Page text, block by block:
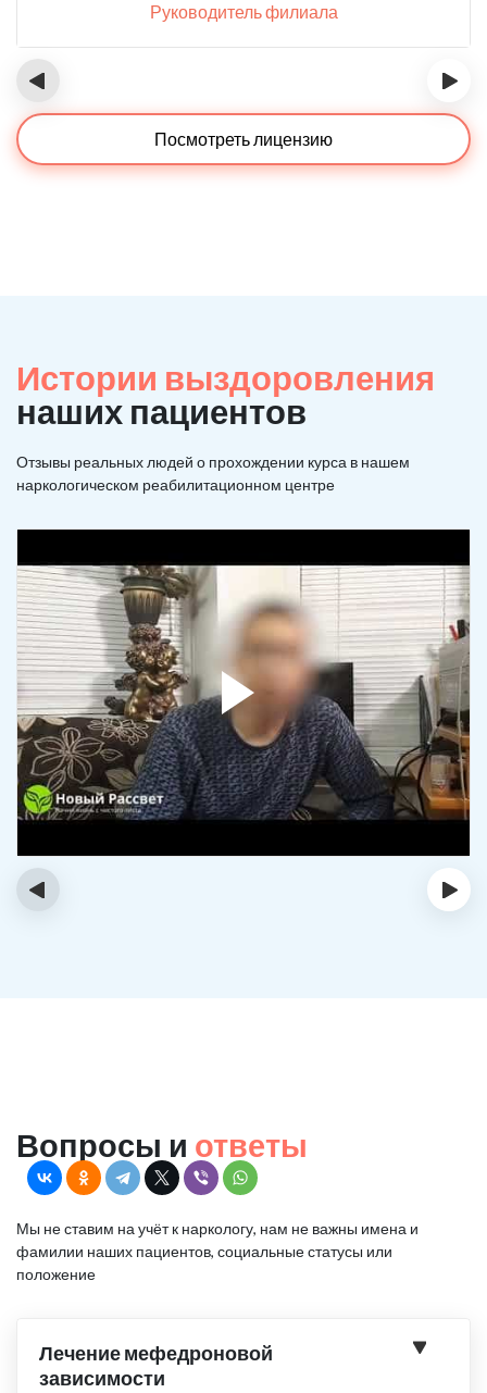
Руководитель филиала
‹ ›
Посмотреть лицензию
Истории выздоровления
наших пациентов
Отзывы реальных людей о прохождении курса в нашем
наркологическом реабилитационном центре
‹ ›
Вопросы и ответы
Мы не ставим на учёт к наркологу, нам не важны имена и
фамилии наших пациентов, социальные статусы или
положение
Лечение мефедроновой
зависимости